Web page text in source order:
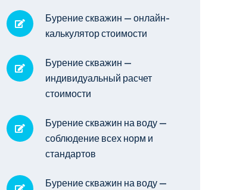
Бурение скважин — онлайн-
калькулятор стоимости
Бурение скважин —
индивидуальный расчет
стоимости
Бурение скважин на воду —
соблюдение всех норм и
стандартов
Бурение скважин на воду —